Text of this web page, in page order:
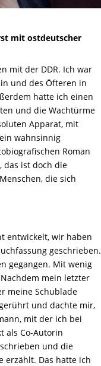
mit ostdeutscher
mit der DDR. Ich war
und des Öfteren in
hatte ich einen
und die Wachtürme
Apparat, mit
wahnsinnig
Roman
das ist doch die
die sich
entwickelt, wir haben
geschrieben.
gegangen. Mit wenig
mein letzter
meine Schublade
und dachte mir,
mit der ich bei
als Co-Autorin
und die
erzählt. Das hatte ich